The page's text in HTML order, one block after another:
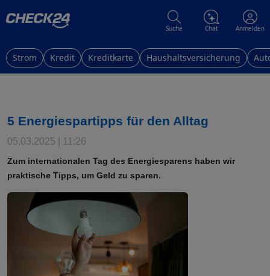
Suche Chat Anmelden
Strom Kredit Kreditkarte Haushaltsversicherung
5 Energiespartipps für den Alltag
05.03.2025 | 11:26
Zum internationalen Tag des Energiesparens haben wir
praktische Tipps, um Geld zu sparen.